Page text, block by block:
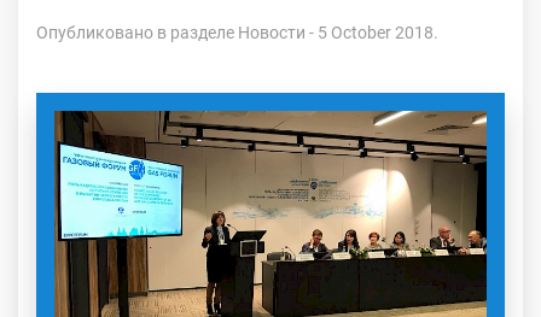
Опубликовано в разделе Новости - 5 October 2018.